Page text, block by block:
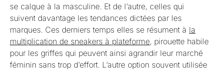
se calque à la masculine. Et de l’autre, celles qui
suivent davantage les tendances dictées par les
marques. Ces derniers temps elles se résument à la
multiplication de sneakers à plateforme, pirouette habile
pour les griffes qui peuvent ainsi agrandir leur marché
féminin sans trop d’effort. L’autre option souvent utilisée